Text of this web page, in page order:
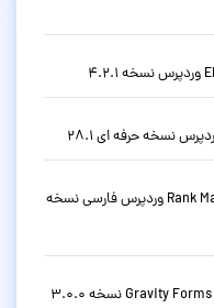
دانلود افزونه سئو حرفه ای رنک مث Rank Math Pro وردپرس فارسی نسخه